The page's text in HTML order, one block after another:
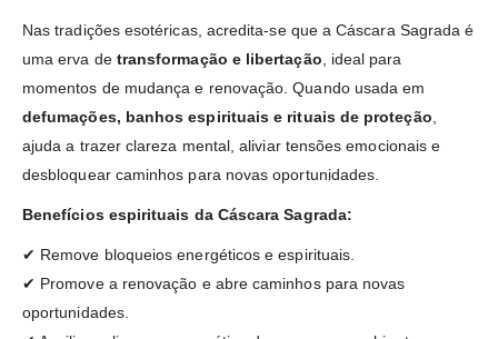
Nas tradições esotéricas, acredita-se que a Cáscara Sagrada é
uma erva de transformação e libertação , ideal para
momentos de mudança e renovação. Quando usada em
defumações, banhos espirituais e rituais de proteção
ajuda a trazer clareza mental, aliviar tensões emocionais e
desbloquear caminhos para novas oportunidades.
Benefícios espirituais da Cáscara Sagrada:
✔ Remove bloqueios energéticos e espirituais.
✔ Promove a renovação e abre caminhos para novas
oportunidades.